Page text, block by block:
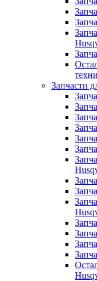
Запчасти